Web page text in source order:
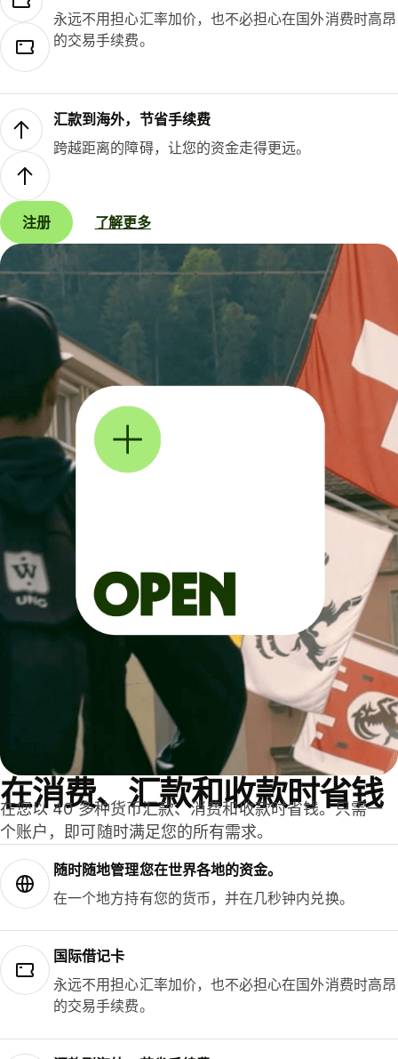
永远不用担心汇率加价，也不必担心在国外消费时高昂
的交易手续费。
汇款到海外，节省手续费
跨越距离的障碍，让您的资金走得更远。
注册 了解更多
在消费、汇款和收款时省钱
在您以 40 多种货币汇款、消费和收款时省钱。只需一
个账户，即可随时满足您的所有需求。
随时随地管理您在世界各地的资金。
在一个地方持有您的货币，并在几秒钟内兑换。
国际借记卡
永远不用担心汇率加价，也不必担心在国外消费时高昂
的交易手续费。